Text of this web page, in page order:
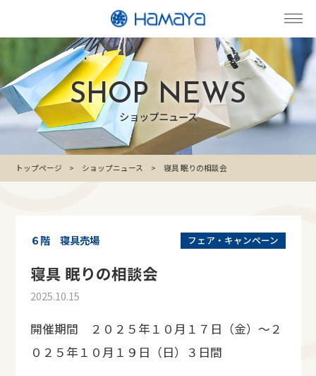
SHOP NEWS
ショップニュース
トップページ ショップニュース 寝具 眠りの相談会
フェア・キャンペーン
６階 寝具売場
寝具 眠りの相談会
2025.10.15
開催期間 ２０２５年１０月１７日（金）～２
０２５年１０月１９日（日）３日間